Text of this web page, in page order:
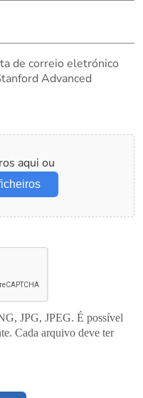
de correio eletrónico
Advanced
aqui ou
JPG, JPEG. É possível
Cada arquivo deve ter